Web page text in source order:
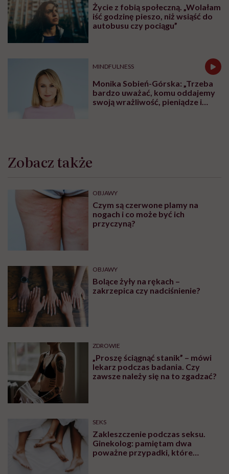
Życie z fobią społeczną. „Wolałam
iść godzinę pieszo, niż wsiąść do
autobusu czy pociągu”
MINDFULNESS
Monika Sobień-Górska: „Trzeba
bardzo uważać, komu oddajemy
swoją wrażliwość, pieniądze i
Zobacz także
OBJAWY
Czym są czerwone plamy na
nogach i co może być ich
przyczyną?
OBJAWY
Bolące żyły na rękach –
zakrzepica czy nadciśnienie?
ZDROWIE
„Proszę ściągnąć stanik” – mówi
lekarz podczas badania. Czy
zawsze należy się na to zgadzać?
SEKS
Zakleszczenie podczas seksu.
Ginekolog: pamiętam dwa
poważne przypadki, które